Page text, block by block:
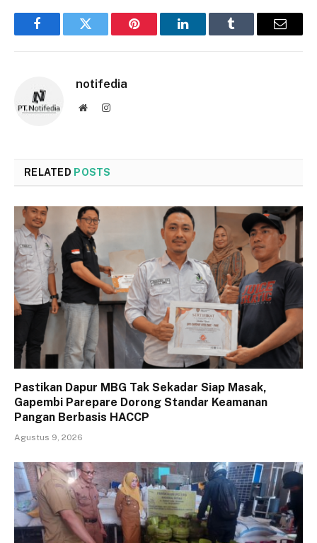
FacebookTwitter Pinterest LinkedInTumblr Email
notifedia
WebsiteInstagram
RELATED POSTS
Pastikan Dapur MBG Tak Sekadar Siap Masak,
Gapembi Parepare Dorong Standar Keamanan
Pangan Berbasis HACCP
Agustus 9, 2026